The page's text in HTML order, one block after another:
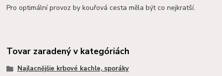
Pro optimální provoz by kouřová cesta měla být co nejkratší.
Tovar zaradený v kategóriách
Najlacnějšie krbové kachle, sporáky